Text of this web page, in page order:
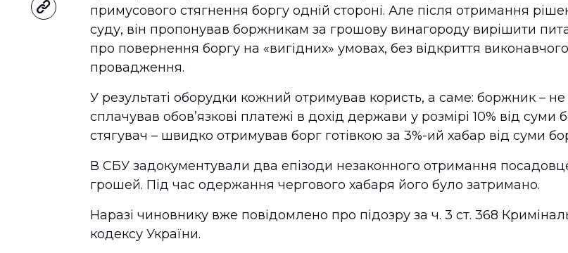
примусового стягнення боргу одній стороні. Але після отримання
суду, він пропонував боржникам за грошову винагороду вирішити
про повернення боргу на «вигідних» умовах, без відкриття виконавчого
провадження.
У результаті оборудки кожний отримував користь, а саме: боржник – не
сплачував обов’язкові платежі в дохід держави у розмірі 10% від суми
стягувач – швидко отримував борг готівкою за 3%-ий хабар від суми
В СБУ задокументували два епізоди незаконного отримання
грошей. Під час одержання чергового хабаря його було затримано.
Наразі чиновнику вже повідомлено про підозру за ч. 3 ст. 368
кодексу України.